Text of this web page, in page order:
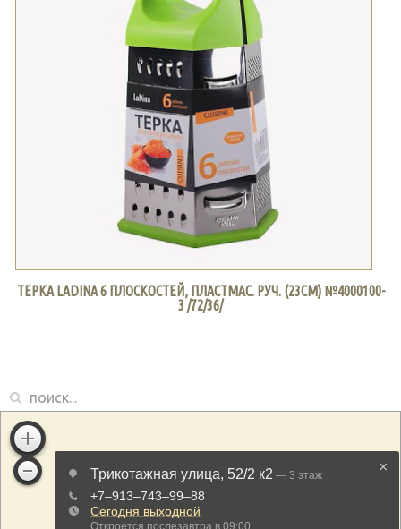
ТЕРКА LADINA 6 ПЛОСКОСТЕЙ, ПЛАСТМАС. РУЧ. (23СМ) №4000100-
3 /72/36/